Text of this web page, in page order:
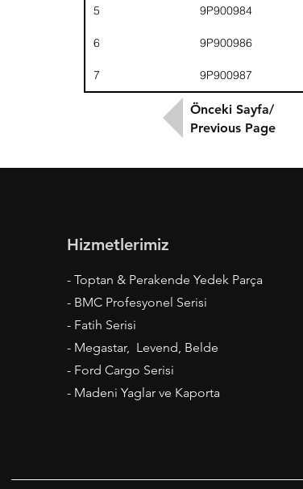
5 9P900984
6 9P900986
7 9P900987
Önceki Sayfa/
Previous Page
Hizmetlerimiz
- Toptan & Perakende Yedek Parça
- BMC Profesyonel Serisi
- Fatih Serisi
- Megastar, Levend, Belde
- Ford Cargo Serisi
- Madeni Yaglar ve Kaporta